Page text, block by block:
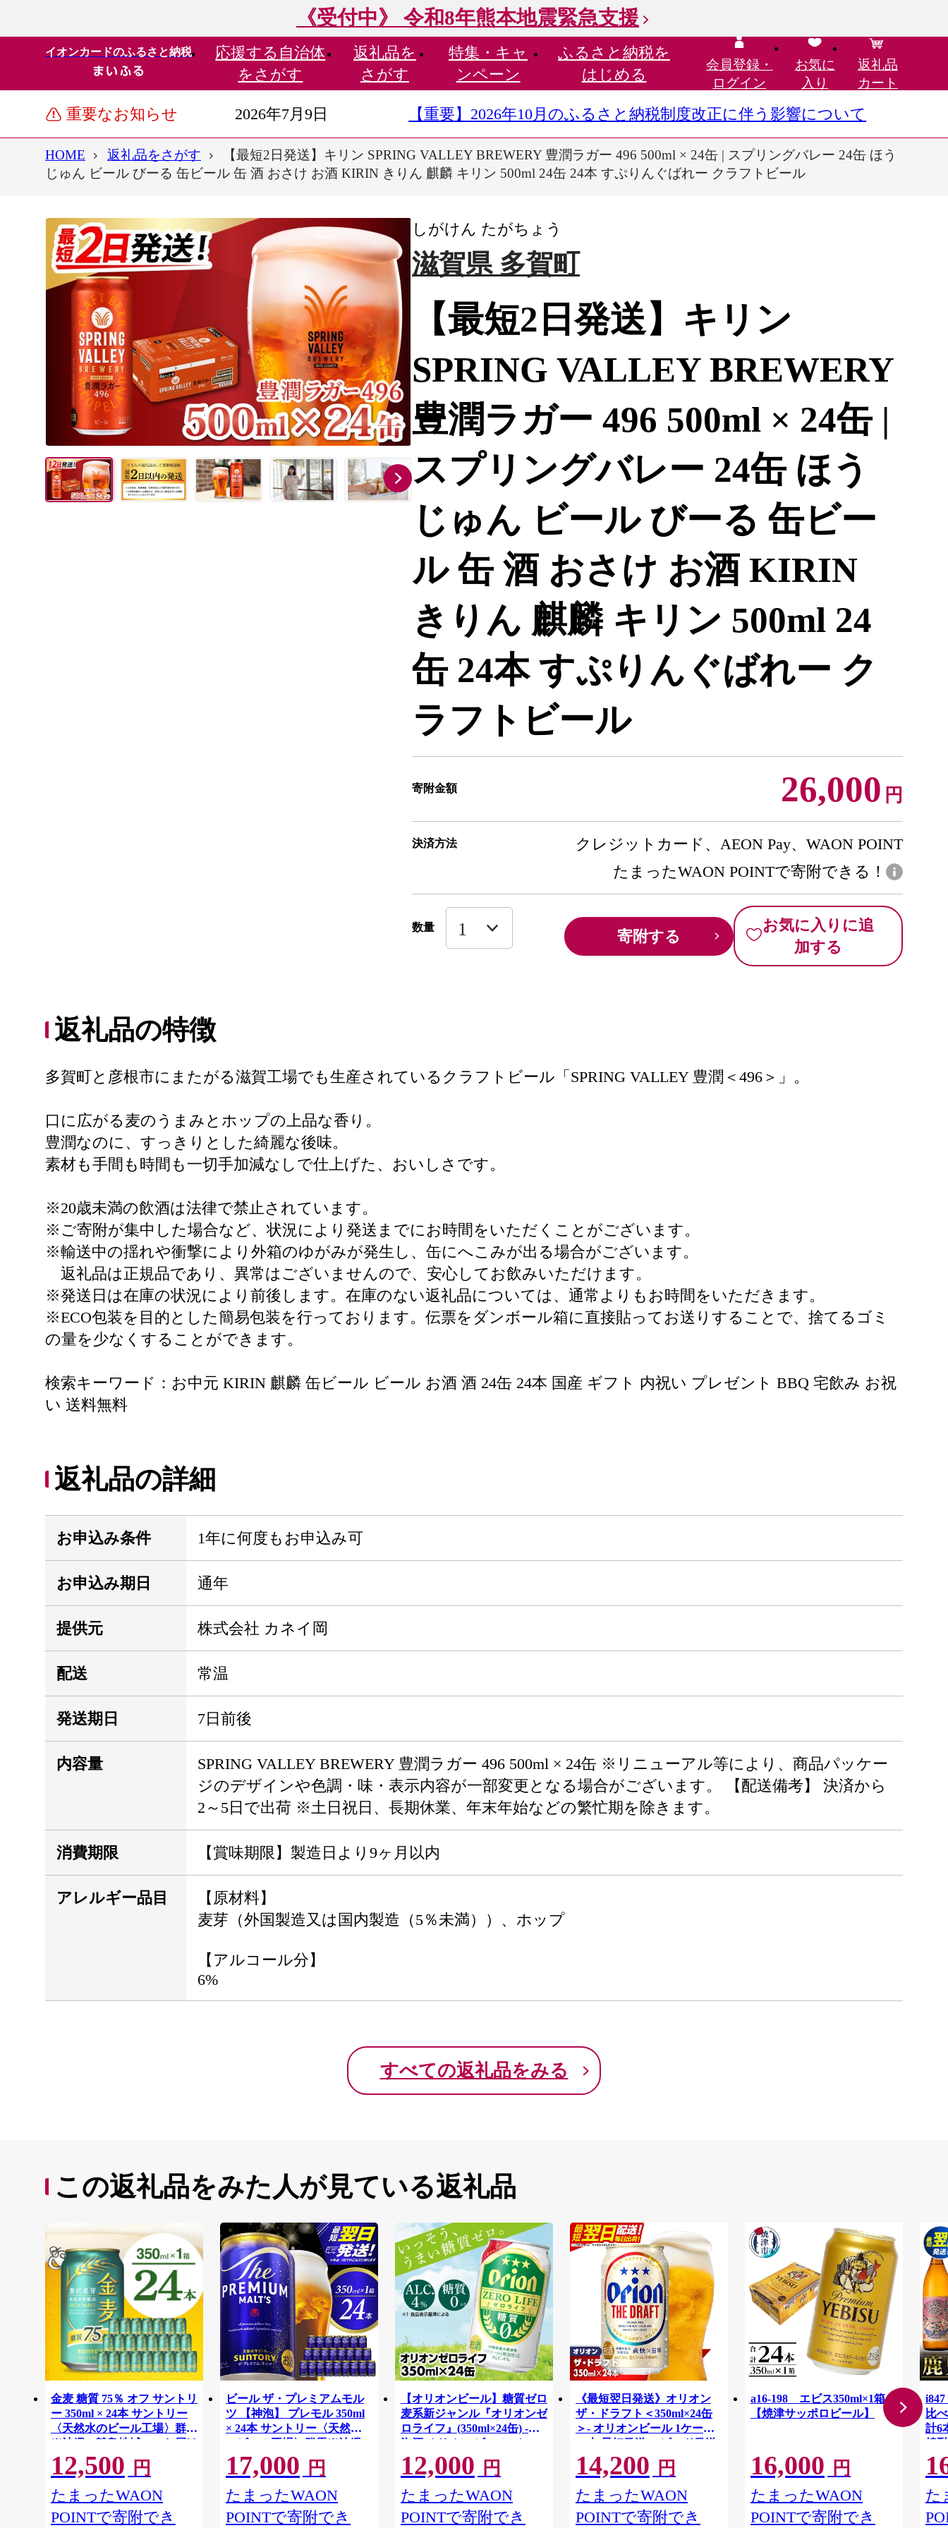
《受付中》 令和8年熊本地震緊急支援
イオンカードのふるさと納税 応援する 自治体
をさがす
返礼品を
さがす
特集・ キャ
ンペーン
ふるさと納税を
はじめる
会員登録・
ログイン
お気に
入り
返礼品
カート
重要なお知らせ 2026年7月9日 【重要】2026年10月のふるさと納税制度改正に伴う影響について
HOME 返礼品をさがす
【最短2日発送】キリン SPRING VALLEY BREWERY 豊潤ラガー 496 500ml × 24缶 | スプリングバレー 24缶 ほう
じゅん ビール びーる 缶ビール 缶 酒 おさけ お酒 KIRIN きりん 麒麟 キリン 500ml 24缶 24本 すぷりんぐばれー クラフトビール
しがけん たがちょう
滋賀県 多賀町
【最短2日発送】キリン
SPRING VALLEY BREWERY
豊潤ラガー 496 500ml × 24缶 |
スプリングバレー 24缶 ほう
じゅん ビール びーる 缶ビー
ル 缶 酒 おさけ お酒 KIRIN
きりん 麒麟 キリン 500ml 24
缶 24本 すぷりんぐばれー ク
ラフトビール
寄附金額 26,000 円
決済方法
クレジットカード、AEON Pay、WAON POINT
たまったWAON POINTで寄附できる！
数量 寄附する
お気に入りに追
加する
返礼品の特徴
多賀町と彦根市にまたがる滋賀工場でも生産されているクラフトビール「SPRING VALLEY 豊潤＜496＞」。
口に広がる麦のうまみとホップの上品な香り。
豊潤なのに、すっきりとした綺麗な後味。
素材も手間も時間も一切手加減なしで仕上げた、おいしさです。
※20歳未満の飲酒は法律で禁止されています。
※ご寄附が集中した場合など、状況により発送までにお時間をいただくことがございます。
※輸送中の揺れや衝撃により外箱のゆがみが発生し、缶にへこみが出る場合がございます。
返礼品は正規品であり、異常はございませんので、安心してお飲みいただけます。
※発送日は在庫の状況により前後します。在庫のない返礼品については、通常よりもお時間をいただきます。
※ECO包装を目的とした簡易包装を行っております。伝票をダンボール箱に直接貼ってお送りすることで、捨てるゴミ
の量を少なくすることができます。
検索キーワード：お中元 KIRIN 麒麟 缶ビール ビール お酒 酒 24缶 24本 国産 ギフト 内祝い プレゼント BBQ 宅飲み お祝
い 送料無料
返礼品の詳細
お申込み条件 1年に何度もお申込み可
お申込み期日 通年
提供元 株式会社 カネイ岡
配送 常温
発送期日 7日前後
内容量
SPRING VALLEY BREWERY 豊潤ラガー 496 500ml × 24缶 ※リニューアル等により、商品パッケー
ジのデザインや色調・味・表示内容が一部変更となる場合がございます。 【配送備考】 決済から
2～5日で出荷 ※土日祝日、長期休業、年末年始などの繁忙期を除きます。
消費期限 【賞味期限】製造日より9ヶ月以内
アレルギー品目
【原材料】
麦芽（外国製造又は国内製造（5％未満））、ホップ
【アルコール分】
6%
すべての返礼品をみる
この返礼品をみた人が見ている返礼品
金麦 糖質 75％ オフ サントリ
ー 350ml × 24本 サントリー
〈天然水のビール工場〉群馬
※沖縄・離島地域へのお届け
不可
12,500 円
たまったWAON
POINTで寄附でき
ビール ザ・プレミアムモル
ツ 【神泡】 プレモル 350ml
× 24本 サントリー〈天然水
のビール工場〉群馬※沖縄・
離島地域へのお届け不可
17,000 円
たまったWAON
POINTで寄附でき
【オリオンビール】糖質ゼロ
麦系新ジャンル『オリオンゼ
ロライフ』(350ml×24缶) -発
泡酒 オリオン ビール 1ケー
ス ２４本 糖質ゼロ ゼロライ
フ 糖質0 麦芽3倍 麦のうまみ
進化した おいしさ おすすめ
満足感 沖縄県 八重瀬【価格
改定YA】
12,000 円
たまったWAON
POINTで寄附でき
《最短翌日発送》オリオン
ザ・ドラフト＜350ml×24缶
＞- オリオンビール 1ケース
24本 最短発送 スピード発送
おすすめ 沖縄県 八重瀬町
【価格改定YI】
14,200 円
たまったWAON
POINTで寄附でき
a16-198 エビス350ml×1箱
【焼津サッポロビール】
16,000 円
たまったWAON
POINTで寄附でき
比
計6
焼
ル
水
焼
屋】
た